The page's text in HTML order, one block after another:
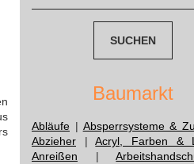
Baumarkt
Abläufe | Absperrsysteme &
Abzieher |Acryl, Farben &
Anreißen |